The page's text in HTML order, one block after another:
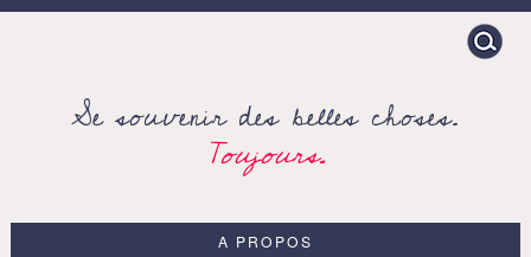
Search
for:
Se souvenir des belles choses.
Toujours.
A PROPOS